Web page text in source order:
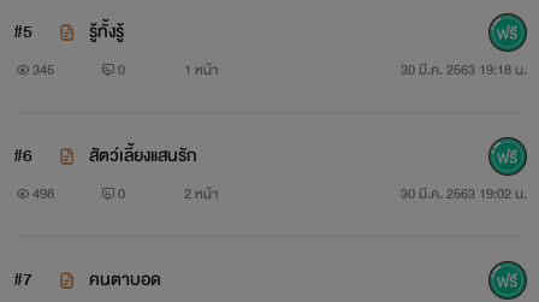
#5 รู้ทั้งรู้
345 0 1 หน้า 30 มี.ค. 2563 19:18 น.
#6 สัตว์เลี้ยงแสนรัก
498 0 2 หน้า 30 มี.ค. 2563 19:02 น.
#7 คนตาบอด